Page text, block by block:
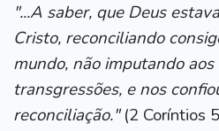
"...A saber, que Deus
Cristo, reconciliando
mundo, não imputando
transgressões, e nos
reconciliação."(2 Coríntios